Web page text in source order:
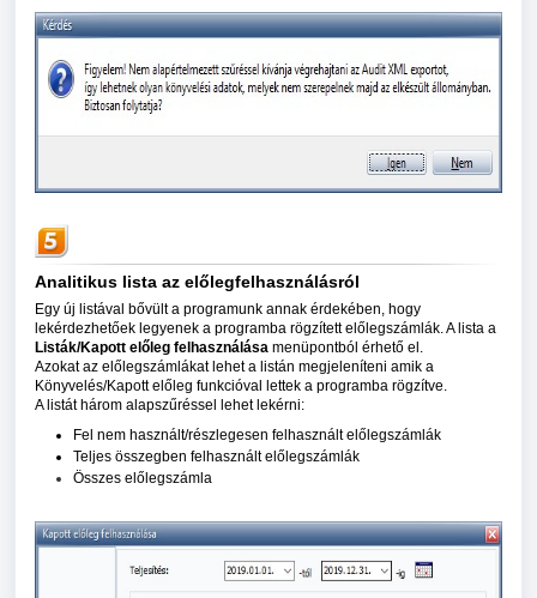
Analitikus lista az előlegfelhasználásról
Egy új listával bővült a programunk annak érdekében, hogy
lekérdezhetőek legyenek a programba rögzített előlegszámlák. A lista a
Listák/Kapott előleg felhasználása menüpontból érhető el.
Azokat az előlegszámlákat lehet a listán megjeleníteni amik a
Könyvelés/Kapott előleg funkcióval lettek a programba rögzítve.
A listát három alapszűréssel lehet lekérni:
Fel nem használt/részlegesen felhasznált előlegszámlák
Teljes összegben felhasznált előlegszámlák
Összes előlegszámla